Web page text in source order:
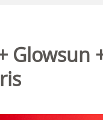
Glowsun